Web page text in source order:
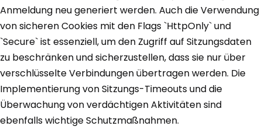
Anmeldung neu generiert werden. Auch die Verwendung
von sicheren Cookies mit den Flags `HttpOnly` und
`Secure` ist essenziell, um den Zugriff auf Sitzungsdaten
zu beschränken und sicherzustellen, dass sie nur über
verschlüsselte Verbindungen übertragen werden. Die
Implementierung von Sitzungs-Timeouts und die
Überwachung von verdächtigen Aktivitäten sind
ebenfalls wichtige Schutzmaßnahmen.